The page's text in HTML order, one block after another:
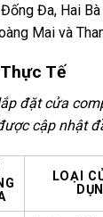
Đa, Hai
Mai và
Tế
đặt cửa
cập nhật
LOẠI